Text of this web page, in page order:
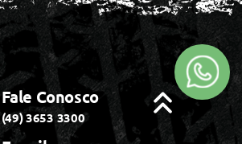
Fale Conosco
(49) 3653 3300